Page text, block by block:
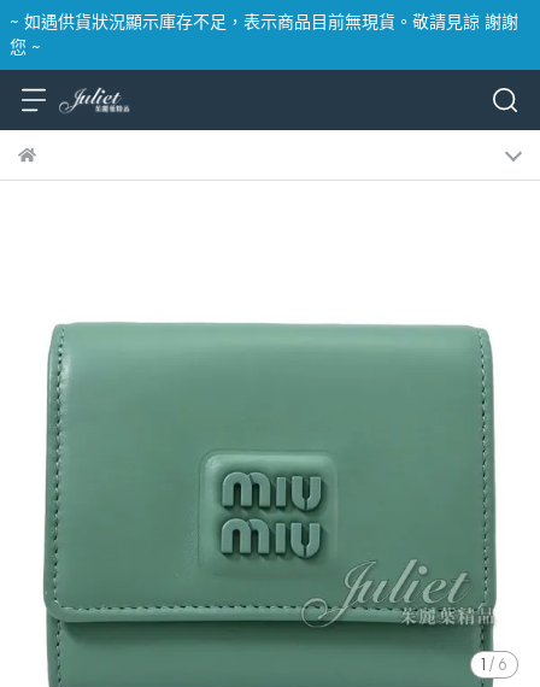
~ 如遇供貨狀況顯示庫存不足，表示商品目前無現貨。敬請見諒 謝謝
您 ~
1 / 6